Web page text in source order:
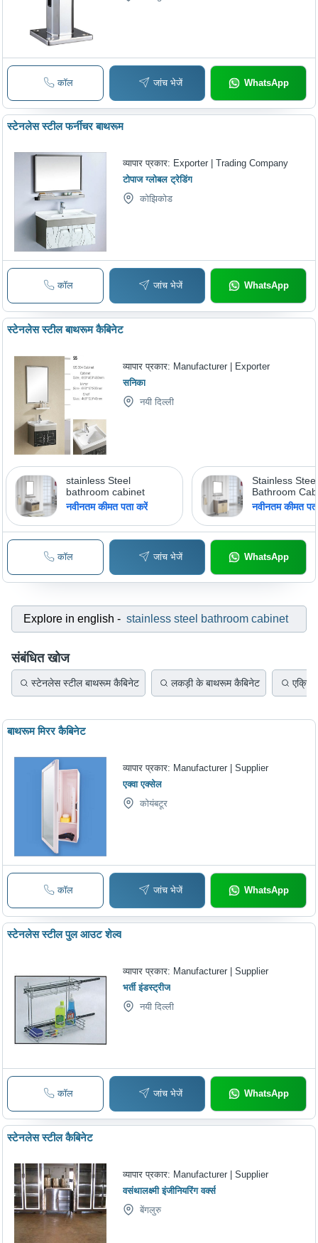
कॉल जांच भेजें WhatsApp
स्टेनलेस स्टील फर्नीचर बाथरूम
व्यापार प्रकार: Exporter | Trading Company
टोपाज ग्लोबल ट्रेडिंग
कोझिकोड
कॉल जांच भेजें WhatsApp
स्टेनलेस स्टील बाथरूम कैबिनेट
व्यापार प्रकार: Manufacturer | Exporter
सनिका
नयी दिल्ली
stainless Steel
bathroom cabinet
नवीनतम कीमत पता करें
Stainless Steel
Bathroom
Shelf
Durable, Easy
Free, Space
नवीनतम कीमत
कॉल जांच भेजें WhatsApp
Explore in english - stainless steel bathroom cabinet
संबंधित खोज
स्टेनलेस स्टील बाथरूम कैबिनेट लकड़ी के बाथरूम कैबिनेट
बाथरूम मिरर कैबिनेट
व्यापार प्रकार: Manufacturer | Supplier
एक्वा एक्सेल
कोयंबटूर
कॉल जांच भेजें WhatsApp
स्टेनलेस स्टील पुल आउट शेल्व
व्यापार प्रकार: Manufacturer | Supplier
भर्ती इंडस्ट्रीज
नयी दिल्ली
कॉल जांच भेजें WhatsApp
स्टेनलेस स्टील कैबिनेट
व्यापार प्रकार: Manufacturer | Supplier
वसंथालक्ष्मी इंजीनियरिंग वर्क्स
बेंगलुरु